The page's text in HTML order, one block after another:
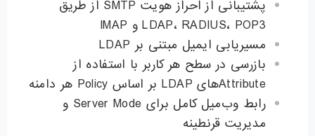
پشتیبانی از احراز هویت SMTP از طریق
LDAP، RADIUS، POP3 و IMAP
مسیریابی ایمیل مبتنی بر LDAP
بازرسی در سطح هر کاربر با استفاده از
Attributeهای LDAP بر اساس Policy هر دامنه
رابط وب‌میل کامل برای Server Mode و
مدیریت قرنطینه